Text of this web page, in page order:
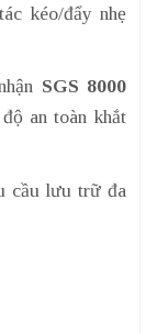
kéo/đẩy nhẹ
SGS 8000
an toàn khắt
cầu lưu trữ đa